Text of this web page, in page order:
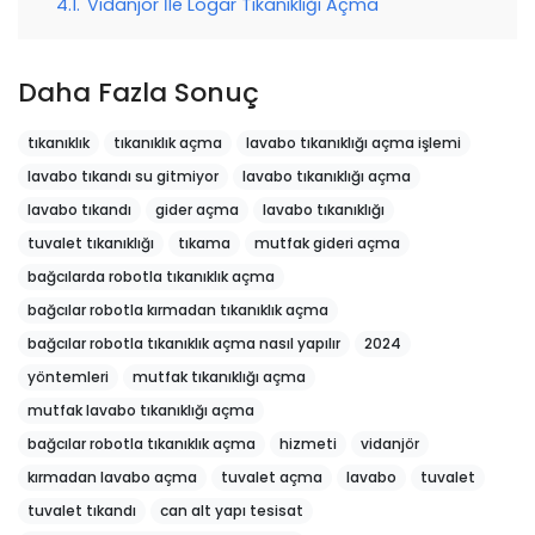
Daha Fazla Sonuç
tıkanıklık tıkanıklık açma
lavabo tıkanıklığı açma işlemi
lavabo tıkandı su gitmiyor
lavabo tıkanıklığı açma
lavabo tıkandı
gider açma
lavabo tıkanıklığı
tuvalet tıkanıklığı
tıkama
mutfak gideri açma
bağcılarda robotla tıkanıklık açma
bağcılar robotla kırmadan tıkanıklık açma
bağcılar robotla tıkanıklık açma nasıl yapılır
2024
yöntemleri
mutfak tıkanıklığı açma
mutfak lavabo tıkanıklığı açma
bağcılar robotla tıkanıklık açma
hizmeti
vidanjör
kırmadan lavabo açma
tuvalet açma lavabo
tuvalet
tuvalet tıkandı
can alt yapı tesisat